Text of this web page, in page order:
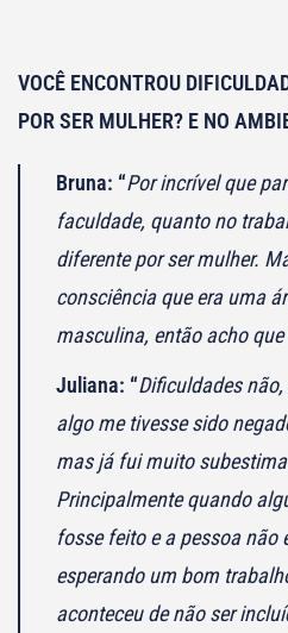
VOCÊ ENCONTROU
POR SER MULHER? E NO
Bruna: “Por incrível que
faculdade, quanto no
diferente por ser mulher.
consciência que era uma
masculina, então acho
Juliana: “Dificuldades
algo me tivesse sido
mas já fui muito
Principalmente quando
fosse feito e a pessoa não
esperando um bom
aconteceu de não ser